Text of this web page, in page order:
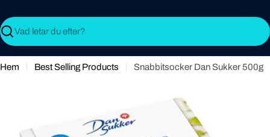
Search
Hem Best Selling Products Snabbitsocker Dan Sukker 500g